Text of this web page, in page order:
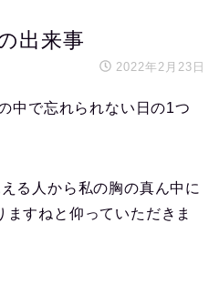
出来事
2022年2月23日
中で忘れられない日の1つ
る人から私の胸の真ん中に
ますねと仰っていただきま